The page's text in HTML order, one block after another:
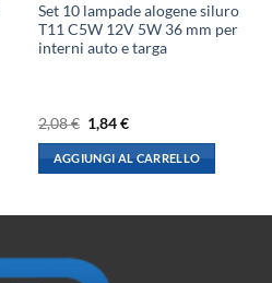
Set 10 lampade alogene siluro
T11 C5W 12V 5W 36 mm per
interni auto e targa
2,08€ Il
prezzo
originale
era:
2,08 €.
1,84€Il
attuale
è:
1,84 €.
AGGIUNGI AL CARRELLO